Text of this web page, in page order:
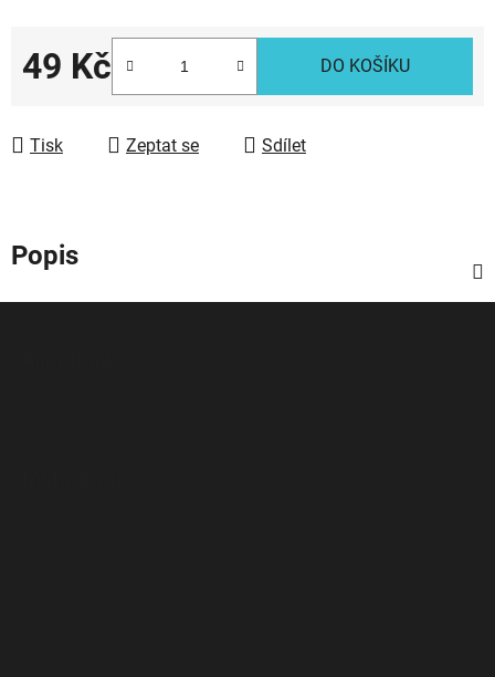
49 Kč
Měrná cena:
DO KOŠÍKU
Tisk Zeptat se Sdílet
Popis